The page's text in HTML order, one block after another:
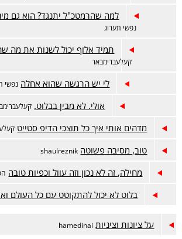
למה שהרמטכ"ל יתנגד? הוא גם
נפשי תערוג
תמיד אלוף יכול לשנות את מה
קעלעברימבאר
לי יש הרגשה שהוא אחלה נפשי
אולי. לא מבין בבלוט.
מדהים אותי איך כל תוצכי הדיפ סטייט
טוב, מסיבה פשוטה shaulreznik
מחילה, זה לא נכון וזה עוול וכפיות טובה
בלוט לא יכול להתקוטט עם כל העולם
על ציונות וציניות hamedinai